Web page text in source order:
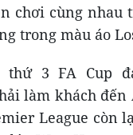
chơi cùng nhau
trong màu áo
thứ 3 FA Cup
làm khách
League còn